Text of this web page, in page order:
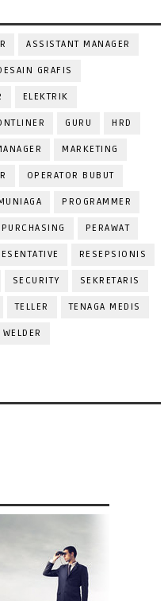
ASSISTANT MANAGER
GRAFIS
ELEKTRIK
GURU HRD
MARKETING
OPERATOR BUBUT
PROGRAMMER
PURCHASING PERAWAT
RESEPSIONIS
SECURITY SEKRETARIS
TELLER TENAGA MEDIS
WELDER